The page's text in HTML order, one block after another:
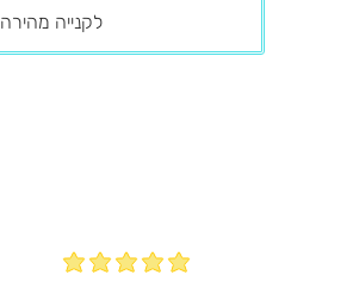
לקנייה מהירה